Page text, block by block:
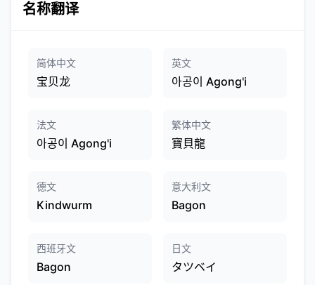
名称翻译
简体中文
宝贝龙
英文
아공이 Agong'i
法文
아공이 Agong'i
繁体中文
寶貝龍
德文
Kindwurm
意大利文
Bagon
西班牙文
Bagon
日文
タツベイ